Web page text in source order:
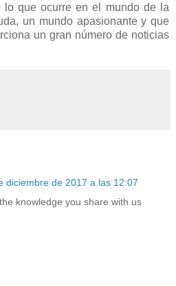
lo que ocurre en el mundo de la
un mundo apasionante y que
un gran número de noticias
diciembre de 2017 a las 12:07
knowledge you share with us